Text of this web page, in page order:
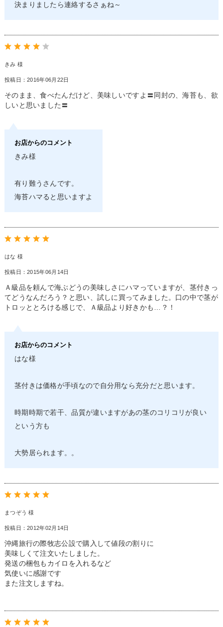
決まりましたら連絡するさぁね～
きみ 様
投稿日：2016年06月22日
そのまま、食べたんだけど、美味しいですよ〓同封の、海苔も、欲
しいと思いました〓
お店からのコメント
きみ様
有り難うさんです。
海苔ハマると思いますよ
はな 様
投稿日：2015年06月14日
Ａ級品を頼んで海ぶどうの美味しさにハマっていますが、茎付きっ
てどうなんだろう？と思い、試しに買ってみました。口の中で茎が
トロッととろける感じで、Ａ級品より好きかも…？！
お店からのコメント
はな様
茎付きは価格が手頃なので自分用なら充分だと思います。
時期時期で若干、品質が違いますがあの茎のコリコリが良い
という方も
大勢居られます。。
まつぞう 様
投稿日：2012年02月14日
沖縄旅行の際牧志公設で購入して値段の割りに
美味しくて注文いたしました。
発送の梱包もカイロを入れるなど
気使いに感謝です
また注文しますね。